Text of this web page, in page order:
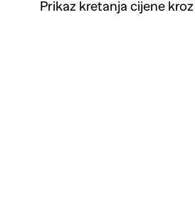
Prikaz kretanja cijene